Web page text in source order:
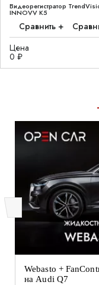
Видеорегистратор
INNOVV K5
Сравнить +
Цена
0 ₽
Webasto +
на Audi Q7